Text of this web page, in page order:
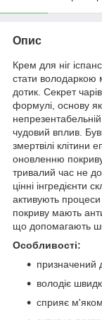
Опис
Крем для ніг
стати володаркою
дотик. Секрет
формулі, основу
чудовий вплив.
змертвілі клітини
оновленню
тривалий час не
цінні інгредієнти
активують
покриву мають
що допомагають
Особливості:
призначений
володіє
сприяє